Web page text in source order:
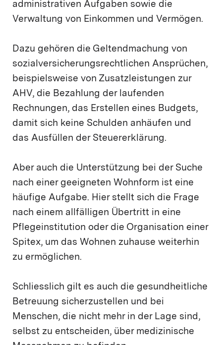
administrativen Aufgaben sowie die
Verwaltung von Einkommen und Vermögen.
Dazu gehören die Geltendmachung von
sozialversicherungsrechtlichen Ansprüchen,
beispielsweise von Zusatzleistungen zur
AHV, die Bezahlung der laufenden
Rechnungen, das Erstellen eines Budgets,
damit sich keine Schulden anhäufen und
das Ausfüllen der Steuererklärung.
Aber auch die Unterstützung bei der Suche
nach einer geeigneten Wohnform ist eine
häufige Aufgabe. Hier stellt sich die Frage
nach einem allfälligen Übertritt in eine
Pflegeinstitution oder die Organisation einer
Spitex, um das Wohnen zuhause weiterhin
zu ermöglichen.
Schliesslich gilt es auch die gesundheitliche
Betreuung sicherzustellen und bei
Menschen, die nicht mehr in der Lage sind,
selbst zu entscheiden, über medizinische